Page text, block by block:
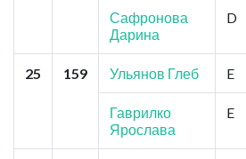
Сафронова
Дарина
D
25 159 Ульянов Глеб E
Гаврилко
Ярослава
E